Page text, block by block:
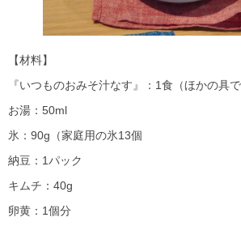
【材料】
『いつものおみそ汁なす』：1食（ほかの具で
お湯：50ml
氷：90g（家庭用の氷13個
納豆：1パック
キムチ：40g
卵黄：1個分